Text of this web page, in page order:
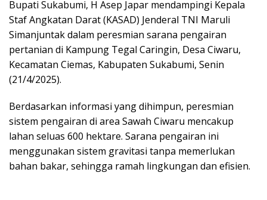
Bupati Sukabumi, H Asep Japar mendampingi Kepala
Staf Angkatan Darat (KASAD) Jenderal TNI Maruli
Simanjuntak dalam peresmian sarana pengairan
pertanian di Kampung Tegal Caringin, Desa Ciwaru,
Kecamatan Ciemas, Kabupaten Sukabumi, Senin
(21/4/2025).
Berdasarkan informasi yang dihimpun, peresmian
sistem pengairan di area Sawah Ciwaru mencakup
lahan seluas 600 hektare. Sarana pengairan ini
menggunakan sistem gravitasi tanpa memerlukan
bahan bakar, sehingga ramah lingkungan dan efisien.